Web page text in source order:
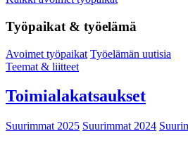
Työpaikat & työelämä
Avoimet työpaikat Työelämän uutisia
Teemat & liitteet
Toimialakatsaukset
Suurimmat 2025 Suurimmat 2024